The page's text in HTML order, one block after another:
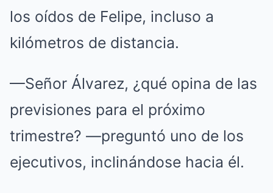
los oídos de Felipe, incluso a
kilómetros de distancia.
—Señor Álvarez, ¿qué opina de las
previsiones para el próximo
trimestre? —preguntó uno de los
ejecutivos, inclinándose hacia él.